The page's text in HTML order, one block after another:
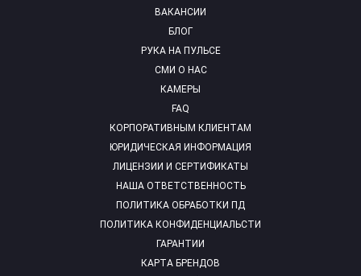
ВАКАНСИИ
БЛОГ
РУКА НА ПУЛЬСЕ
СМИ О НАС
КАМЕРЫ
FAQ
КОРПОРАТИВНЫМ КЛИЕНТАМ
ЮРИДИЧЕСКАЯ ИНФОРМАЦИЯ
ЛИЦЕНЗИИ И СЕРТИФИКАТЫ
НАША ОТВЕТСТВЕННОСТЬ
ПОЛИТИКА ОБРАБОТКИ ПД
ПОЛИТИКА КОНФИДЕНЦИАЛЬСТИ
ГАРАНТИИ
КАРТА БРЕНДОВ